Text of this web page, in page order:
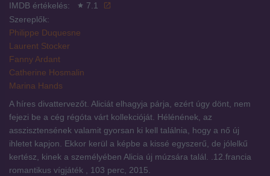
IMDB értékelés:
7.1
Szereplők:
Philippe Duquesne
Laurent Stocker
Fanny Ardant
Catherine Hosmalin
Marina Hands
A híres divattervezőt. Aliciát elhagyja párja, ezért úgy dönt, nem
fejezi be a cég régóta várt kollekcióját. Hélénének, az
asszisztensének valamit gyorsan ki kell találnia, hogy a nő új
ihletet kapjon. Ekkor kerül a képbe a kissé egyszerű, de jólelkű
kertész, kinek a személyében Alicia új múzsára talál. .12.francia
romantikus vígjáték , 103 perc, 2015.